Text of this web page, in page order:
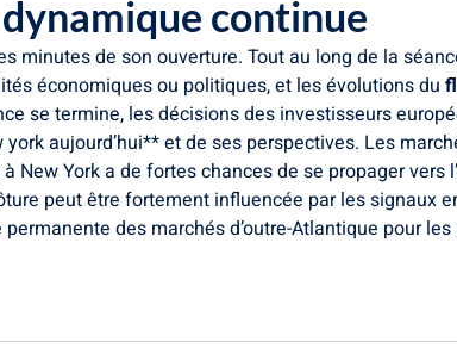
continue
minutes de son ouverture. Tout au long de la
économiques ou politiques, et les évolutions du
se termine, les décisions des investisseurs
aujourd’hui** et de ses perspectives. Les
York a de fortes chances de se propager vers
peut être fortement influencée par les signaux
des marchés d’outre-Atlantique pour